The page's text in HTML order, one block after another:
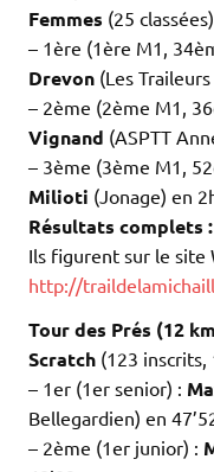
Femmes (25
– 1ère (1ère M1,
Drevon (Les
– 2ème (2ème M1,
Vignand (ASPTT
– 3ème (3ème M1,
Milioti (Jonage) en
Résultats complets :
Ils figurent sur le site
http://
Tour des Prés (12
Scratch (123 inscrits,
– 1er (1er senior) :
Bellegardien) en
– 2ème (1er junior) :